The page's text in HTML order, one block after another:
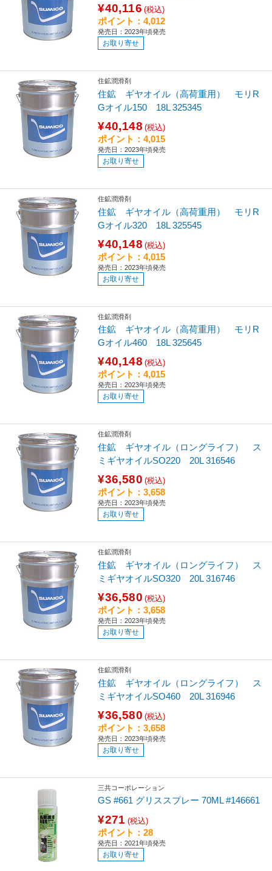
¥40,116 (税込)
ポイント：4,012
発売日：2023年頃発売
お取り寄せ
住鉱潤滑剤
住鉱 ギヤオイル（高荷重用） モリR
Gオイル150 18L 325345
¥40,148 (税込)
ポイント：4,015
発売日：2023年頃発売
お取り寄せ
住鉱潤滑剤
住鉱 ギヤオイル（高荷重用） モリR
Gオイル320 18L 325545
¥40,148 (税込)
ポイント：4,015
発売日：2023年頃発売
お取り寄せ
住鉱潤滑剤
住鉱 ギヤオイル（高荷重用） モリR
Gオイル460 18L 325645
¥40,148 (税込)
ポイント：4,015
発売日：2023年頃発売
お取り寄せ
住鉱潤滑剤
住鉱 ギヤオイル（ロングライフ） ス
ミギヤオイルSO220 20L 316546
¥36,580 (税込)
ポイント：3,658
発売日：2023年頃発売
お取り寄せ
住鉱潤滑剤
住鉱 ギヤオイル（ロングライフ） ス
ミギヤオイルSO320 20L 316746
¥36,580 (税込)
ポイント：3,658
発売日：2023年頃発売
お取り寄せ
住鉱潤滑剤
住鉱 ギヤオイル（ロングライフ） ス
ミギヤオイルSO460 20L 316946
¥36,580 (税込)
ポイント：3,658
発売日：2023年頃発売
お取り寄せ
三共コーポレーション
GS #661 グリススプレー 70ML #146661
¥271 (税込)
ポイント：28
発売日：2021年頃発売
お取り寄せ